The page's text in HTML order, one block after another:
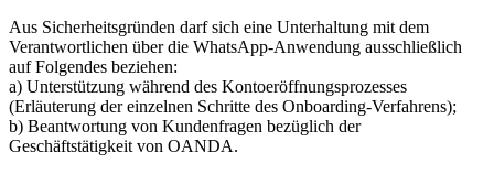
Aus Sicherheitsgründen darf sich eine Unterhaltung mit dem
Verantwortlichen über die WhatsApp-Anwendung ausschließlich
auf Folgendes beziehen:
a) Unterstützung während des Kontoeröffnungsprozesses
(Erläuterung der einzelnen Schritte des Onboarding-Verfahrens);
b) Beantwortung von Kundenfragen bezüglich der
Geschäftstätigkeit von OANDA.